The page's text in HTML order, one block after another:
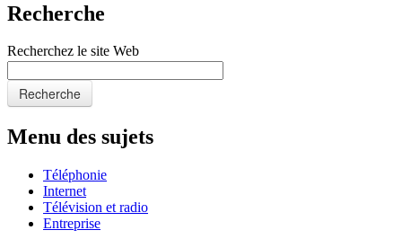
Recherche
Recherchez le site Web
Recherche
Menu des sujets
Téléphonie
Internet
Télévision et radio
Entreprise